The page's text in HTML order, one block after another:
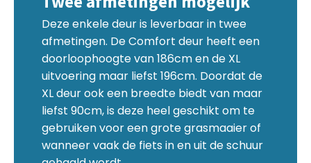
Deze enkele deur is leverbaar in twee
afmetingen. De Comfort deur heeft een
doorloophoogte van 186cm en de XL
uitvoering maar liefst 196cm. Doordat de
XL deur ook een breedte biedt van maar
liefst 90cm, is deze heel geschikt om te
gebruiken voor een grote grasmaaier of
wanneer vaak de fiets in en uit de schuur